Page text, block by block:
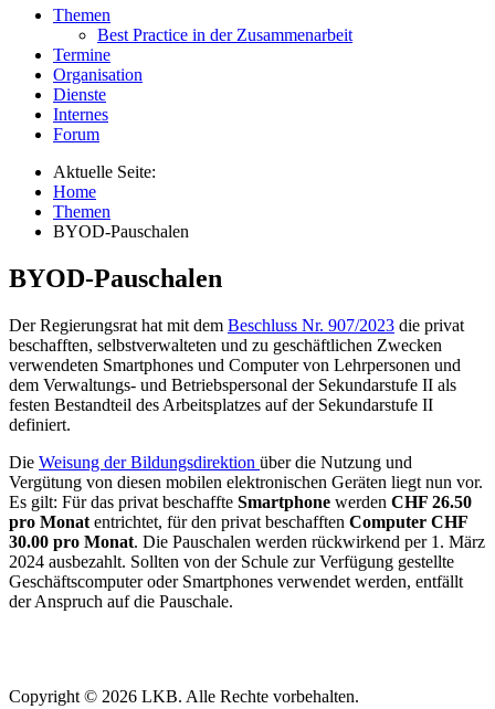
Themen
Best Practice in der Zusammenarbeit
Termine
Organisation
Dienste
Internes
Forum
Aktuelle Seite:
Home
Themen
BYOD-Pauschalen
BYOD-Pauschalen
Der Regierungsrat hat mit dem Beschluss Nr. 907/2023 die privat
beschafften, selbstverwalteten und zu geschäftlichen Zwecken
verwendeten Smartphones und Computer von Lehrpersonen und
dem Verwaltungs- und Betriebspersonal der Sekundarstufe II als
festen Bestandteil des Arbeitsplatzes auf der Sekundarstufe II
definiert.
Die Weisung der Bildungsdirektion über die Nutzung und
Vergütung von diesen mobilen elektronischen Geräten liegt nun vor.
Es gilt: Für das privat beschaffte Smartphone werden CHF 26.50
pro Monat entrichtet, für den privat beschafften Computer CHF
30.00 pro Monat. Die Pauschalen werden rückwirkend per 1. März
2024 ausbezahlt. Sollten von der Schule zur Verfügung gestellte
Geschäftscomputer oder Smartphones verwendet werden, entfällt
der Anspruch auf die Pauschale.
Copyright © 2026 LKB. Alle Rechte vorbehalten.